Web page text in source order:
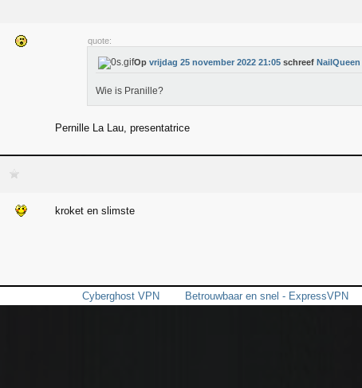
quote:
Op vrijdag 25 november 2022 21:05 schreef NailQueen
Wie is Pranille?
Pernille La Lau, presentatrice
kroket en slimste
Cyberghost VPN Betrouwbaar en snel - ExpressVPN